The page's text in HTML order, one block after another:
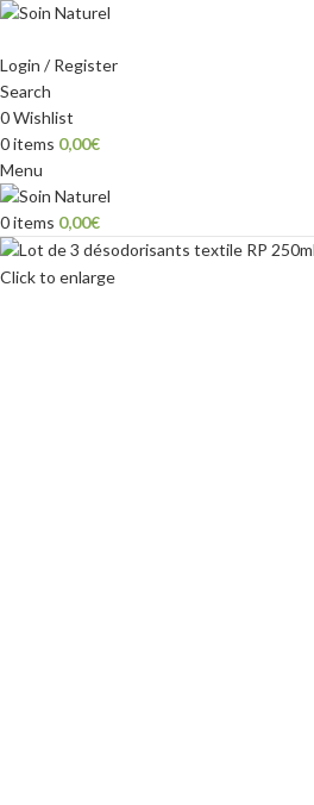
Login / Register
Search
0Wishlist
0items 0,00€
Menu
0items 0,00€
Click to enlarge